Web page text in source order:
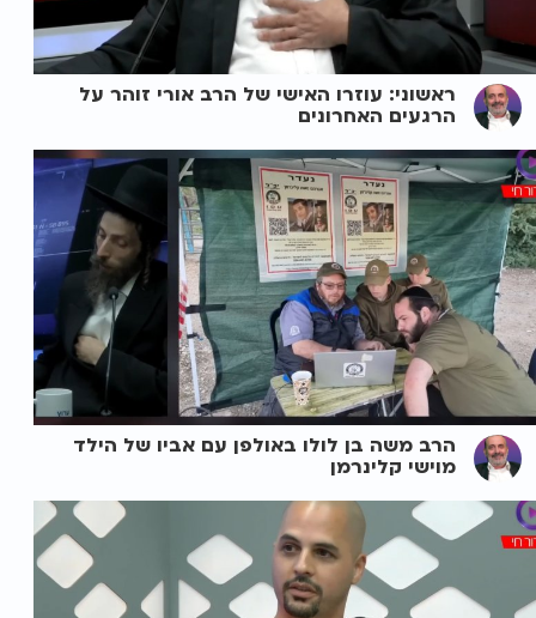
ראשוני: עוזרו האישי של הרב אורי זוהר על
הרגעים האחרונים
הרב משה בן לולו באולפן עם אביו של הילד
מוישי קלינרמן